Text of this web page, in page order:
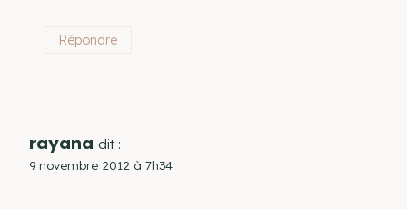
Répondre
rayana dit :
9 novembre 2012 à 7h34